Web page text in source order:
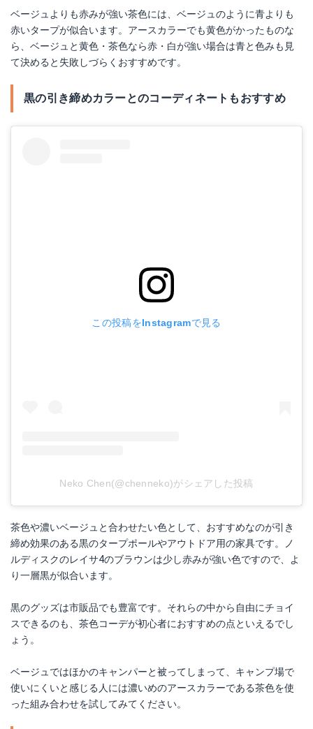
ベージュよりも赤みが強い茶色には、ベージュのように青よりも
赤いタープが似合います。アースカラーでも黄色がかったものな
ら、ベージュと黄色・茶色なら赤・白が強い場合は青と色みも見
て決めると失敗しづらくおすすめです。
黒の引き締めカラーとのコーディネートもおすすめ
この投稿をInstagramで見る
Neko Chen(@chenneko)がシェアした投稿
茶色や濃いベージュと合わせたい色として、おすすめなのが引き
締め効果のある黒のタープポールやアウトドア用の家具です。ノ
ルディスクのレイサ4のブラウンは少し赤みが強い色ですので、よ
り一層黒が似合います。
黒のグッズは市販品でも豊富です。それらの中から自由にチョイ
スできるのも、茶色コーデが初心者におすすめの点といえるでし
ょう。
ベージュではほかのキャンパーと被ってしまって、キャンプ場で
使いにくいと感じる人には濃いめのアースカラーである茶色を使
った組み合わせを試してみてください。